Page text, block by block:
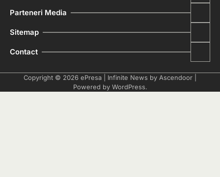
Parteneri Media
Sitemap
Contact
Copyright © 2026 ePresa | Infinite News by Ascendoor
Powered by WordPress.